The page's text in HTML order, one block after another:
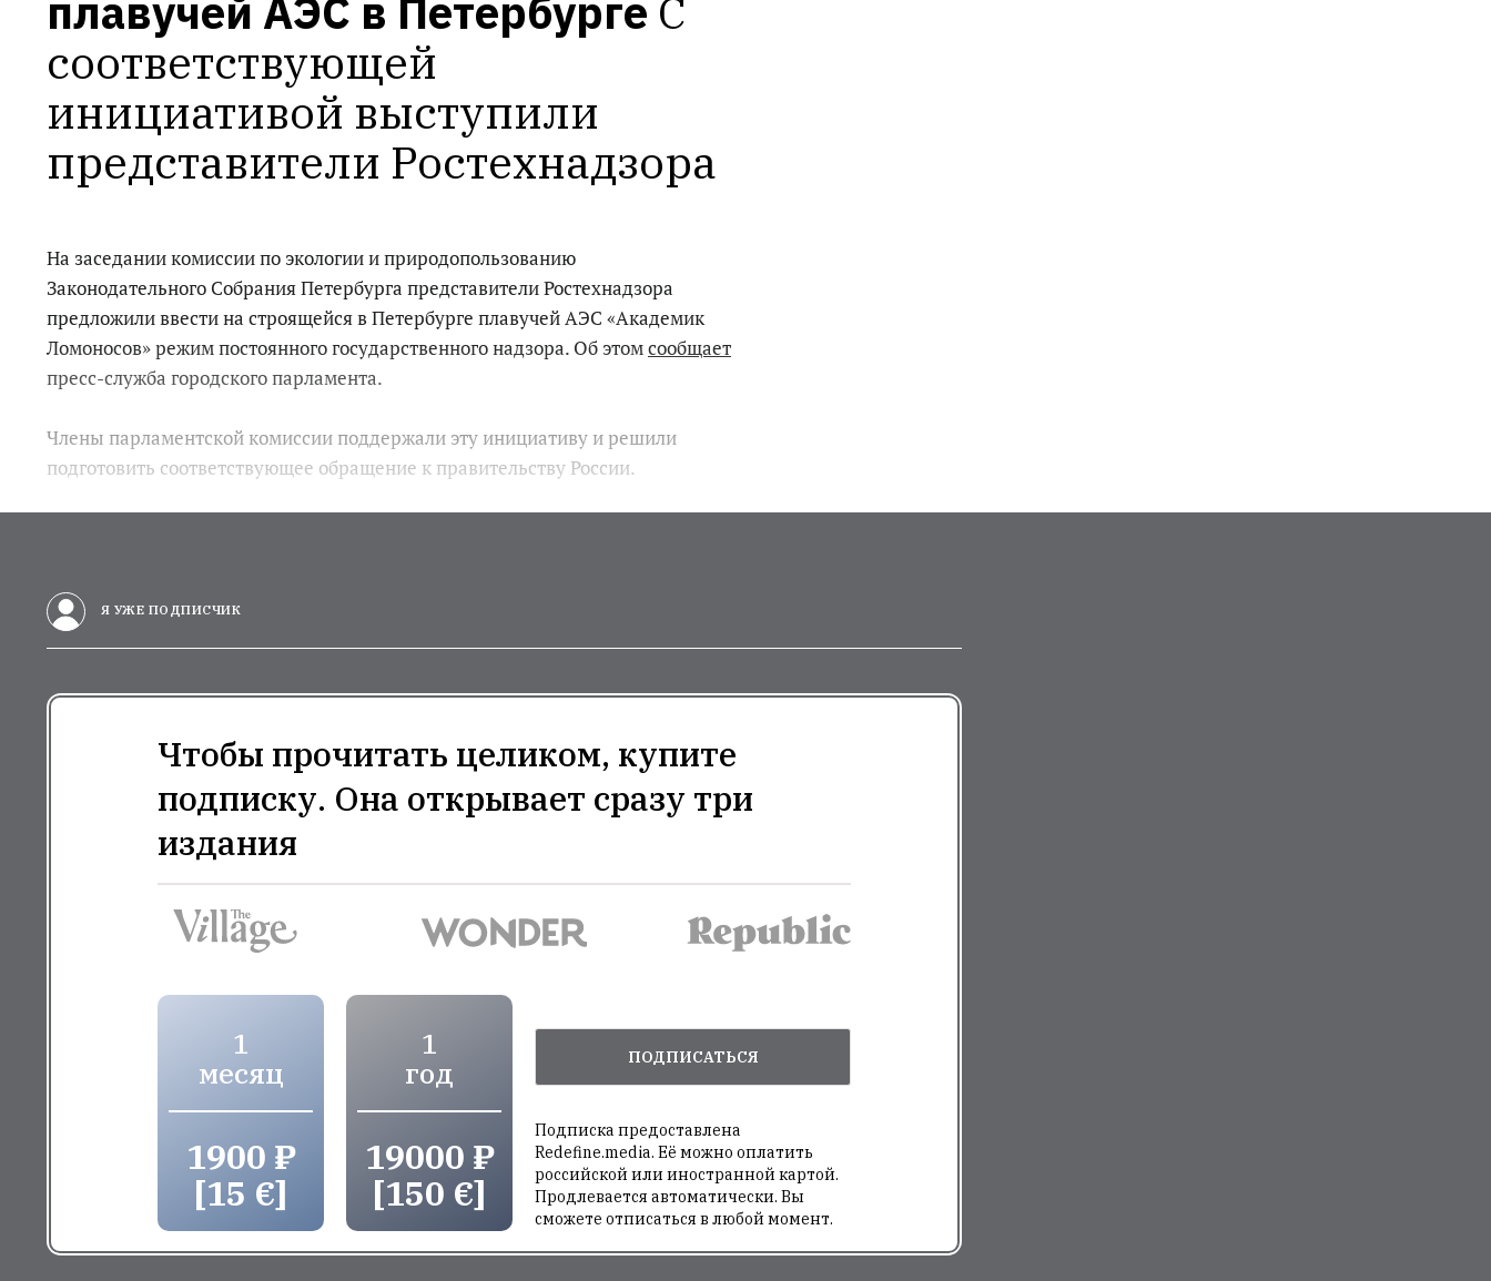
плавучей АЭС в Петербурге С
соответствующей
инициативой выступили
представители Ростехнадзора
На заседании комиссии по экологии и природопользованию
Законодательного Собрания Петербурга представители Ростехнадзора
предложили ввести на строящейся в Петербурге плавучей АЭС «Академик
Ломоносов» режим постоянного государственного надзора. Об этомсообщает
пресс-служба городского парламента.
Члены парламентской комиссии поддержали эту инициативу и решили
подготовить соответствующее обращение к правительству России.
Я УЖЕ ПОДПИСЧИК
Чтобы прочитать целиком, купите
подписку. Она открывает сразу три
издания
1
месяц
1900 ₽
[15 €]
1
год
19000 ₽
[150 €]
ПОДПИСАТЬСЯ
Подписка предоставлена
Redefine.media. Её можно оплатить
российской или иностранной картой.
Продлевается автоматически. Вы
сможете отписаться в любой момент.